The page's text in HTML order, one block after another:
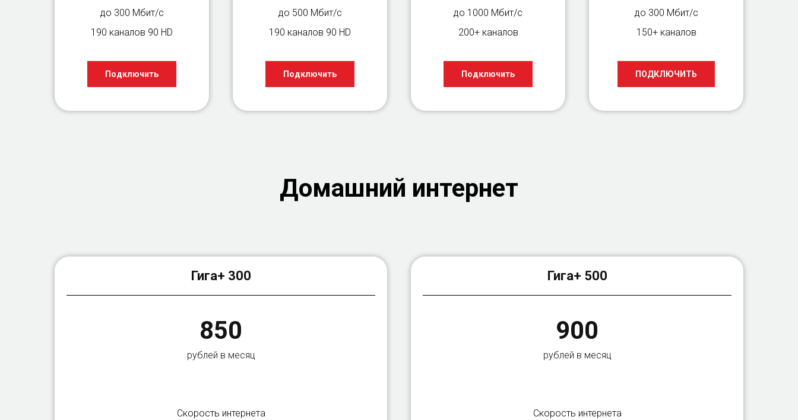
до 300 Мбит/с
190 каналов 90 HD
Подключить
до 500 Мбит/с
190 каналов 90 HD
Подключить
до 1000 Мбит/с
200+ каналов
Подключить
до 300 Мбит/с
150+ каналов
ПОДКЛЮЧИТЬ
Домашний интернет
Гига+ 300
850
рублей в месяц
Скорость интернета
Гига+ 500
900
рублей в месяц
Скорость интернета